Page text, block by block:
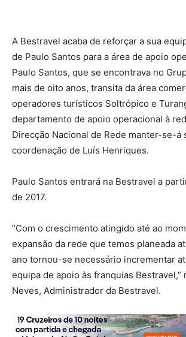
A Bestravel acaba de reforçar a sua
de Paulo Santos para a área de apoio
Paulo Santos, que se encontrava no
mais de oito anos, transita da área
operadores turísticos Soltrópico e
departamento de apoio operacional à
Direcção Nacional de Rede manter-se-á
coordenação de Luís Henriques.
Paulo Santos entrará na Bestravel a
de 2017.
“Com o crescimento atingido até ao
expansão da rede que temos planeada
ano tornou-se necessário incrementar
equipa de apoio às franquias Bestravel,”
Neves, Administrador da Bestravel.